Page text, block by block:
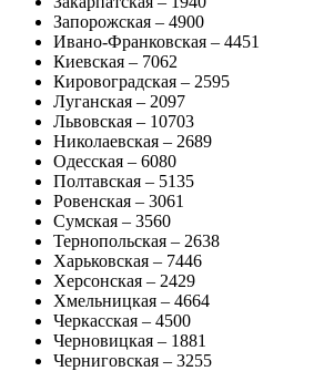
Запорожская – 4900
Ивано-Франковская – 4451
Киевская – 7062
Кировоградская – 2595
Луганская – 2097
Львовская – 10703
Николаевская – 2689
Одесская – 6080
Полтавская – 5135
Ровенская – 3061
Сумская – 3560
Тернопольская – 2638
Харьковская – 7446
Херсонская – 2429
Хмельницкая – 4664
Черкасская – 4500
Черновицкая – 1881
Черниговская – 3255